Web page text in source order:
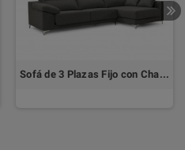
Sofá de 3 Plazas Fijo con Chaiselongue SEUL